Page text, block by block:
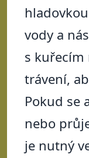
vody a
s kuřecím
trávení,
Pokud se
nebo
je nutný